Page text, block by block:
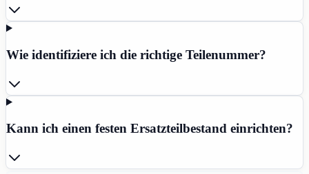
Wie identifiziere ich die richtige Teilenummer?
Kann ich einen festen Ersatzteilbestand einrichten?